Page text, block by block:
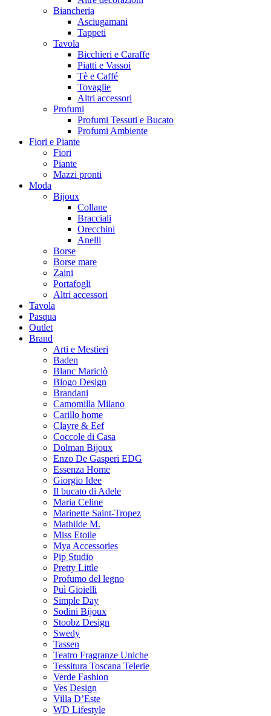
Biancheria
Asciugamani
Tappeti
Tavola
Bicchieri e Caraffe
Piatti e Vassoi
Tè e Caffé
Tovaglie
Altri accessori
Profumi
Profumi Tessuti e Bucato
Profumi Ambiente
Fiori e Piante
Fiori
Piante
Mazzi pronti
Moda
Bijoux
Collane
Bracciali
Orecchini
Anelli
Borse
Borse mare
Zaini
Portafogli
Altri accessori
Tavola
Pasqua
Outlet
Brand
Arti e Mestieri
Baden
Blanc Mariclò
Blogo Design
Brandani
Camomilla Milano
Carillo home
Clayre & Eef
Coccole di Casa
Dolman Bijoux
Enzo De Gasperi EDG
Essenza Home
Giorgio Idee
Il bucato di Adele
Maria Celine
Marinette Saint-Tropez
Mathilde M.
Miss Etoile
Mya Accessories
Pip Studio
Pretty Little
Profumo del legno
Puì Gioielli
Simple Day
Sodini Bijoux
Stoobz Design
Swedy
Tassen
Teatro Fragranze Uniche
Tessitura Toscana Telerie
Verde Fashion
Ves Design
Villa D’Este
WD Lifestyle